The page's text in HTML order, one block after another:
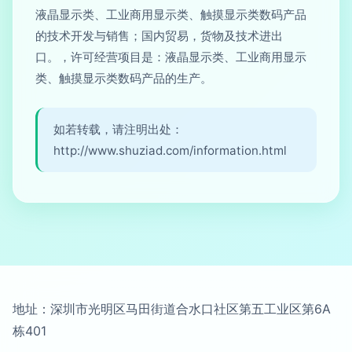
液晶显示类、工业商用显示类、触摸显示类数码产品
的技术开发与销售；国内贸易，货物及技术进出
口。，许可经营项目是：液晶显示类、工业商用显示
类、触摸显示类数码产品的生产。
如若转载，请注明出处：
http://www.shuziad.com/information.html
地址：深圳市光明区马田街道合水口社区第五工业区第6A
栋401